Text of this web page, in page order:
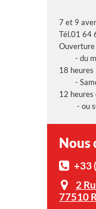
7 et 9
Tél.01 64
Ouverture
- du
18 heures
-
12 heures
- ou
Nous
+33
2
77510